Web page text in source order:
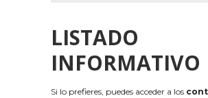
LISTADO
INFORMATIVO
Si lo prefieres, puedes acceder a los